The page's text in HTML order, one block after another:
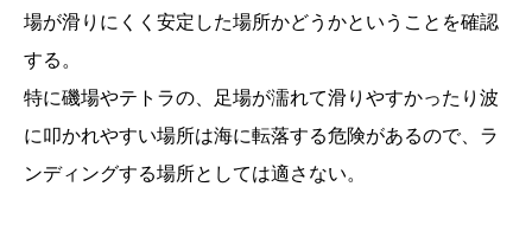
場が滑りにくく安定した場所かどうかということを確認
する。
特に磯場やテトラの、足場が濡れて滑りやすかったり波
に叩かれやすい場所は海に転落する危険があるので、ラ
ンディングする場所としては適さない。